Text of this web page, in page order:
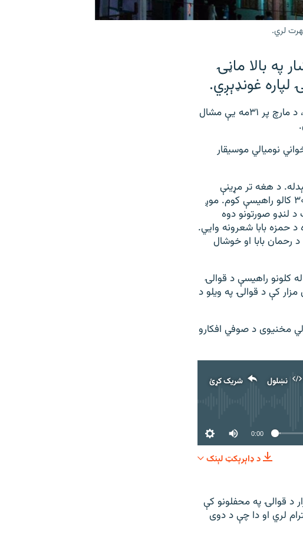
لري.
په بالا ماڼۍ
غونډېږي.
د قوالۍ د محفل منتظم ماس خان وصال، چې د طبلې استاد او موسيقار دی، د مارچ پر ۳۱مه يې مشال
نوميالي موسيقار
د هغه تر مړينې
وروسته مرحوم حکيم شاه باچا صاحب دا کار ما ته وسپاره او زه يې له تېرو ۳۰ کالو راهيسې کوم. موږ
لنډو صورتونو دوه
حمزه بابا شعرونه وايي.
بابا او خوشال
کلونو راهيسې د قوالۍ
کې د قوالۍ په ويلو د
مخنيوی د صوفي افکارو
نښلول شریک کړئ
شریک کړئ
0:00
د ډاېرېکټ لېنک
د قوالۍ په محفلونو کې
لري او دا چې د دوی